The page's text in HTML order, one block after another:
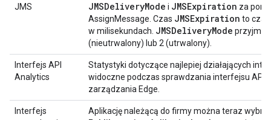
JMS
JMSDeliveryMode i JMSExpiration za
AssignMessage. Czas JMSExpiration to
w milisekundach. JMSDeliveryMode
(nieutrwalony) lub 2 (utrwalony).
Interfejs API
Analytics
Statystyki dotyczące najlepiej działających
widoczne podczas sprawdzania interfejsu API
zarządzania Edge.
Interfejs
Aplikację należącą do firmy można teraz